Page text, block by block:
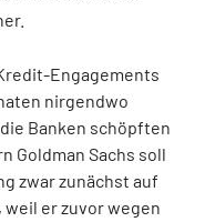
Engagements
nirgendwo
Banken schöpften
Goldman Sachs soll
zwar zunächst auf
er zuvor wegen